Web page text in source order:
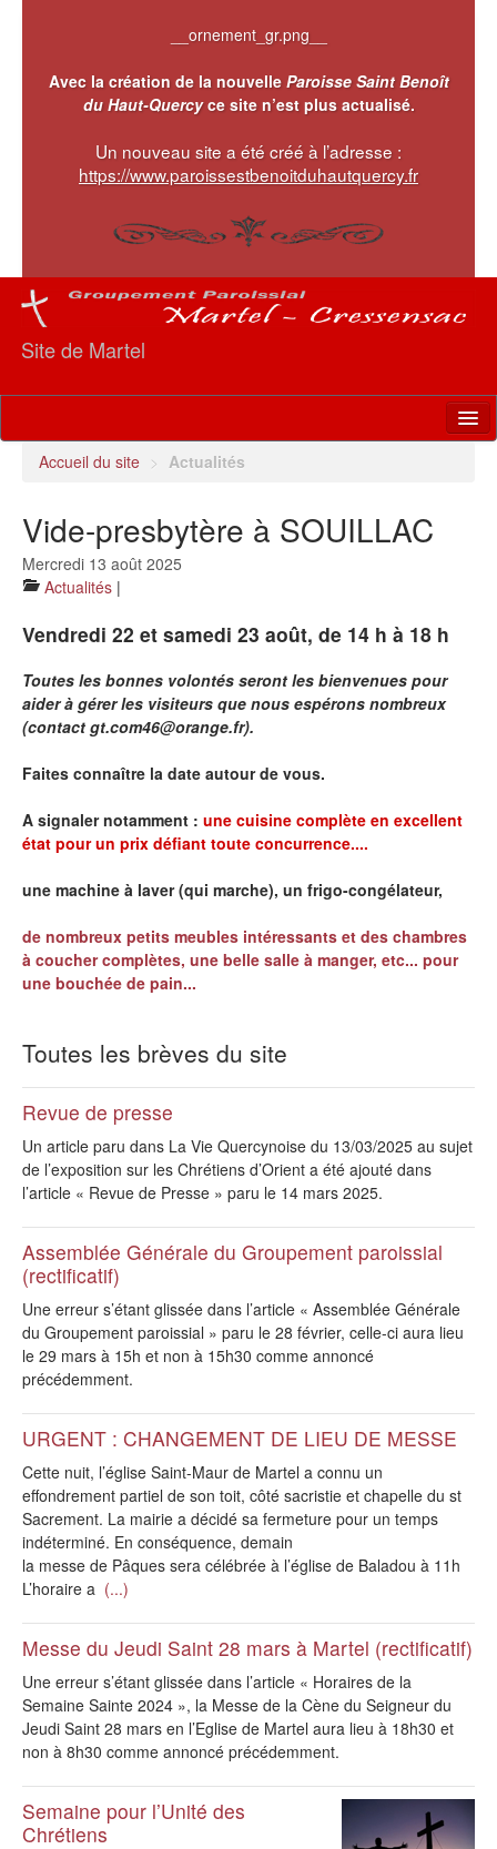
__ornement_gr.png__
Avec la création de la nouvelle Paroisse Saint Benoît
du Haut-Quercyce site n’est plus actualisé.
Un nouveau site a été créé à l’adresse :
https://www.paroissestbenoitduhautquercy.fr
Site de Martel
Accueil
Actualités
Horaires des Messes
Sacrements
Liens utiles
Accueil du site > Actualités
Vide-presbytère à SOUILLAC
Mercredi 13 août 2025
Actualités |
Vendredi 22 et samedi 23 août, de 14 h à 18 h
Toutes les bonnes volontés seront les bienvenues pour
aider à gérer les visiteurs que nous espérons nombreux
(contact gt.com46@orange.fr).
Faites connaître la date autour de vous.
A signaler notamment : une cuisine complète en excellent
état pour un prix défiant toute concurrence....
une machine à laver (qui marche), un frigo-congélateur,
de nombreux petits meubles intéressants et des chambres
à coucher complètes, une belle salle à manger, etc... pour
une bouchée de pain...
Toutes les brèves du site
Revue de presse
Un article paru dans La Vie Quercynoise du 13/03/2025 au sujet
de l’exposition sur les Chrétiens d’Orient a été ajouté dans
l’article « Revue de Presse » paru le 14 mars 2025.
Assemblée Générale du Groupement paroissial
(rectificatif)
Une erreur s’étant glissée dans l’article « Assemblée Générale
du Groupement paroissial » paru le 28 février, celle-ci aura lieu
le 29 mars à 15h et non à 15h30 comme annoncé
précédemment.
URGENT : CHANGEMENT DE LIEU DE MESSE
Cette nuit, l’église Saint-Maur de Martel a connu un
effondrement partiel de son toit, côté sacristie et chapelle du st
Sacrement. La mairie a décidé sa fermeture pour un temps
indéterminé. En conséquence, demain
la messe de Pâques sera célébrée à l’église de Baladou à 11h
L’horaire a (...)
Messe du Jeudi Saint 28 mars à Martel (rectificatif)
Une erreur s’étant glissée dans l’article « Horaires de la
Semaine Sainte 2024 », la Messe de la Cène du Seigneur du
Jeudi Saint 28 mars en l’Eglise de Martel aura lieu à 18h30 et
non à 8h30 comme annoncé précédemment.
Semaine pour l’Unité des
Chrétiens